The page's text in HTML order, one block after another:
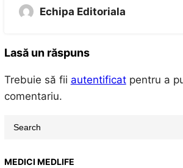
Echipa Editoriala
Lasă un răspuns
Trebuie să fii autentificatpentru a
comentariu.
MEDICI MEDLIFE